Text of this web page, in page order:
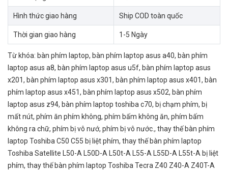
Hình thức giao hàng Ship COD toàn quốc
Thời gian giao hàng 1-5 Ngày
Từ khóa: bàn phím laptop, bàn phím laptop asus a40, bàn phím
laptop asus a8, bàn phím laptop asus u5f, bàn phím laptop asus
x201, bàn phím laptop asus x301, bàn phím laptop asus x401, bàn
phím laptop asus x451, bàn phím laptop asus x502, bàn phím
laptop asus z94, bàn phím laptop toshiba c70, bị chạm phím, bị
mất nút, phím ăn phím không, phím bấm không ăn, phím bấm
không ra chữ, phím bị vô nướ, phím bị vô nước., thay thế bàn phím
laptop Toshiba C50 C55 bị liệt phím, thay thế bàn phím laptop
Toshiba Satellite L50-A L50D-A L50t-A L55-A L55D-A L55t-A bị liệt
phím, thay thế bàn phím laptop Toshiba Tecra Z40 Z40-A Z40T-A